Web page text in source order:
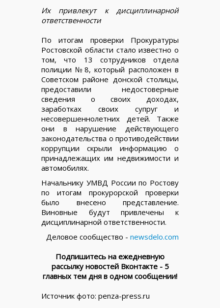
Их привлекут к дисциплинарной
ответственности
По итогам проверки Прокуратуры
Ростовской области стало известно о
том, что 13 сотрудников отдела
полиции №8, который расположен в
Советском районе донской столицы,
предоставили недостоверные
сведения о своих доходах,
заработках своих супруг и
несовершеннолетних детей. Также
они в нарушение действующего
законодательства о противодействии
коррупции скрыли информацию о
принадлежащих им недвижимости и
автомобилях.
Начальнику УМВД России по Ростову
по итогам прокурорской проверки
было внесено представление.
Виновные будут привлечены к
дисциплинарной ответственности.
Деловое сообщество - newsdelo.com
Подпишитесь на ежедневную
рассылку новостей Вконтакте - 5
главных тем дня в одном сообщении!
Источник фото: penza-press.ru